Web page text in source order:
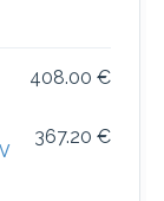
408.00 €
367.20 €